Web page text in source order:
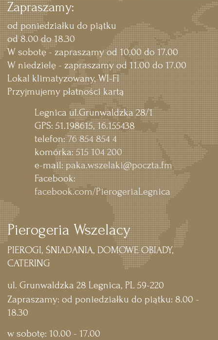
Zapraszamy:
od poniedziałku do piątku
od 8.00 do 18.30
W sobotę - zapraszamy od 10.00 do 17.00
W niedzielę - zapraszamy od 11.00 do 17.00
Lokal klimatyzowany, WI-FI
Przyjmujemy płatności kartą
Legnica ul.Grunwaldzka 28/1
GPS: 51.198615, 16.155438
telefon:76 854 854 4
komórka:515 104 200
e-mail:paka.wszelaki@poczta.fm
Facebook:
facebook.com/PierogeriaLegnica
Pierogeria Wszelacy
PIEROGI, ŚNIADANIA, DOMOWE OBIADY,
CATERING
ul. Grunwaldzka 28 Legnica, PL 59-220
Zapraszamy: od poniedziałku do piątku: 8.00 -
18.30
w sobotę: 10.00 - 17.00